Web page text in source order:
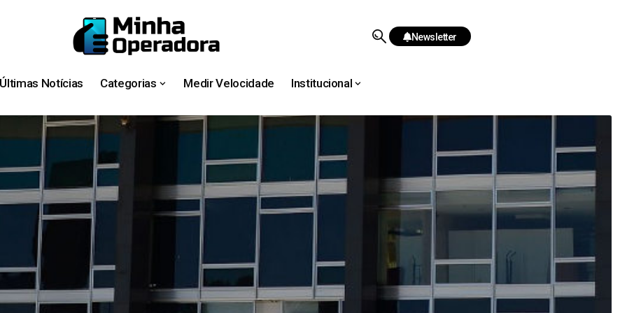
Newsletter
Últimas Notícias Categorias Medir Velocidade Institucional